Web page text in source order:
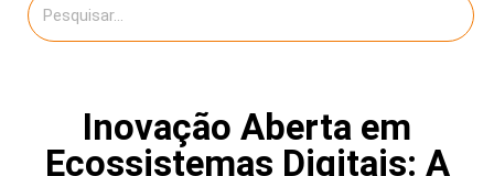
Inovação Aberta em
Ecossistemas Digitais: A